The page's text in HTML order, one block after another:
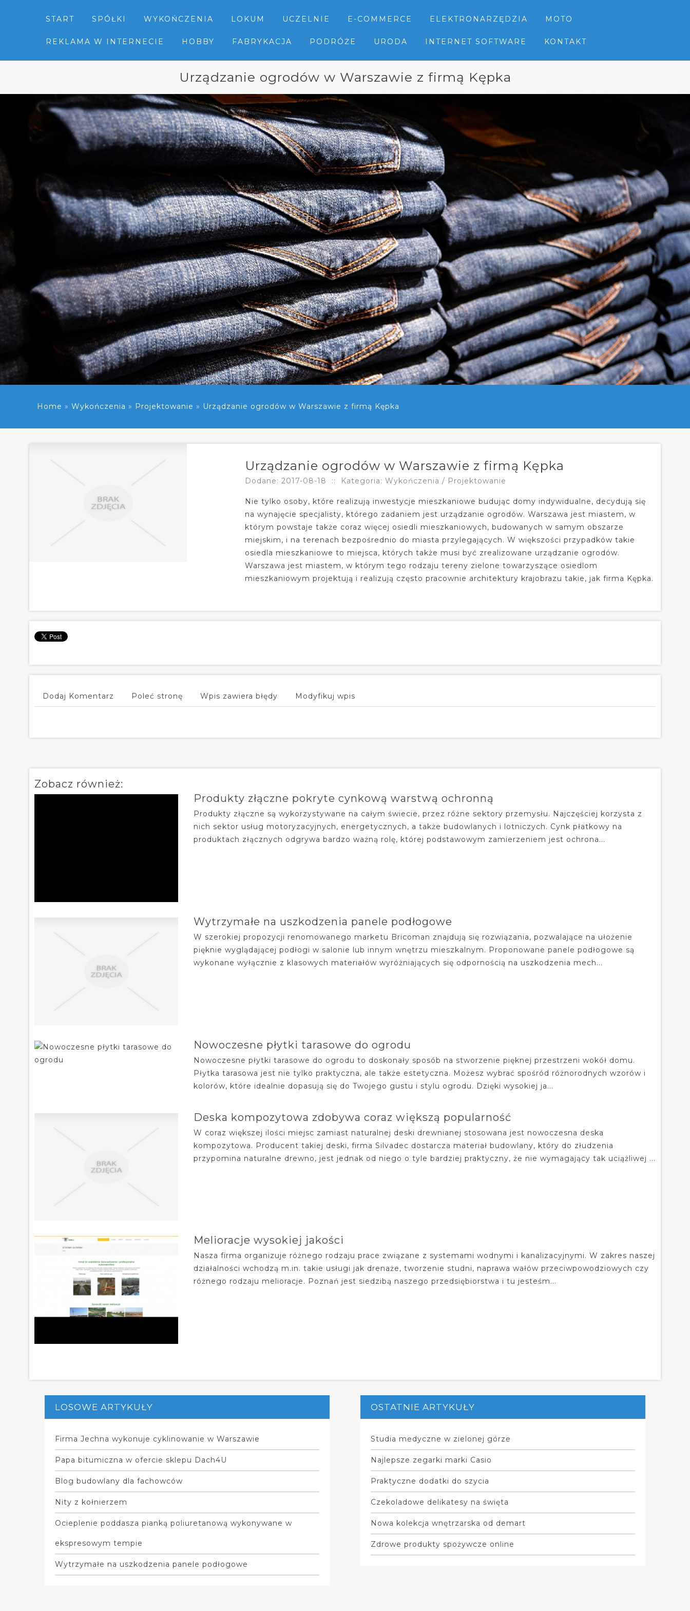
START SPÓŁKI WYKOŃCZENIA LOKUM UCZELNIE E-COMMERCE ELEKTRONARZĘDZIA MOTO
REKLAMA W INTERNECIE HOBBY FABRYKACJA PODRÓŻE URODA INTERNET SOFTWARE KONTAKT
Urządzanie ogrodów w Warszawie z firmą Kępka
Home » Wykończenia » Projektowanie » Urządzanie ogrodów w Warszawie z firmą Kępka
Urządzanie ogrodów w Warszawie z firmą Kępka
Dodane: 2017-08-18 :: Kategoria: Wykończenia / Projektowanie
Nie tylko osoby, które realizują inwestycje mieszkaniowe budując domy indywidualne, decydują się
na wynajęcie specjalisty, którego zadaniem jest urządzanie ogrodów. Warszawa jest miastem, w
którym powstaje także coraz więcej osiedli mieszkaniowych, budowanych w samym obszarze
miejskim, i na terenach bezpośrednio do miasta przylegających. W większości przypadków takie
osiedla mieszkaniowe to miejsca, których także musi być zrealizowane urządzanie ogrodów.
Warszawa jest miastem, w którym tego rodzaju tereny zielone towarzyszące osiedlom
mieszkaniowym projektują i realizują często pracownie architektury krajobrazu takie, jak firma Kępka.
Dodaj Komentarz Poleć stronę Wpis zawiera błędy Modyfikuj wpis
Zobacz również:
Produkty złączne pokryte cynkową warstwą ochronną
Produkty złączne są wykorzystywane na całym świecie, przez różne sektory przemysłu. Najczęściej korzysta z
nich sektor usług motoryzacyjnych, energetycznych, a także budowlanych i lotniczych. Cynk płatkowy na
produktach złącznych odgrywa bardzo ważną rolę, której podstawowym zamierzeniem jest ochrona...
Wytrzymałe na uszkodzenia panele podłogowe
W szerokiej propozycji renomowanego marketu Bricoman znajdują się rozwiązania, pozwalające na ułożenie
pięknie wyglądającej podłogi w salonie lub innym wnętrzu mieszkalnym. Proponowane panele podłogowe są
wykonane wyłącznie z klasowych materiałów wyróżniających się odpornością na uszkodzenia mech...
Nowoczesne płytki tarasowe do ogrodu
Nowoczesne płytki tarasowe do ogrodu to doskonały sposób na stworzenie pięknej przestrzeni wokół domu.
Płytka tarasowa jest nie tylko praktyczna, ale także estetyczna. Możesz wybrać spośród różnorodnych wzorów i
kolorów, które idealnie dopasują się do Twojego gustu i stylu ogrodu. Dzięki wysokiej ja...
Deska kompozytowa zdobywa coraz większą popularność
W coraz większej ilości miejsc zamiast naturalnej deski drewnianej stosowana jest nowoczesna deska
kompozytowa. Producent takiej deski, firma Silvadec dostarcza materiał budowlany, który do złudzenia
przypomina naturalne drewno, jest jednak od niego o tyle bardziej praktyczny, że nie wymagający tak uciążliwej ...
Melioracje wysokiej jakości
Nasza firma organizuje różnego rodzaju prace związane z systemami wodnymi i kanalizacyjnymi. W zakres naszej
działalności wchodzą m.in. takie usługi jak drenaże, tworzenie studni, naprawa wałów przeciwpowodziowych czy
różnego rodzaju melioracje. Poznań jest siedzibą naszego przedsiębiorstwa i tu jesteśm...
LOSOWE ARTYKUŁY
Firma Jechna wykonuje cyklinowanie w Warszawie
Papa bitumiczna w ofercie sklepu Dach4U
Blog budowlany dla fachowców
Nity z kołnierzem
Ocieplenie poddasza pianką poliuretanową wykonywane w
ekspresowym tempie
Wytrzymałe na uszkodzenia panele podłogowe
OSTATNIE ARTYKUŁY
Studia medyczne w zielonej górze
Najlepsze zegarki marki Casio
Praktyczne dodatki do szycia
Czekoladowe delikatesy na święta
Nowa kolekcja wnętrzarska od demart
Zdrowe produkty spożywcze online